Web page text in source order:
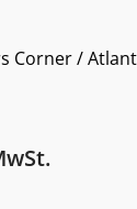
Corner /